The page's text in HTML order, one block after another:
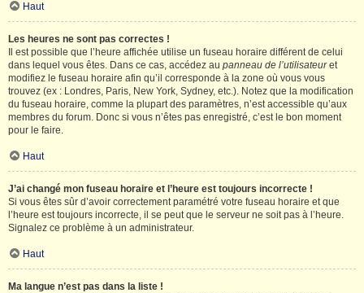
Haut
Les heures ne sont pas correctes !
Il est possible que l’heure affichée utilise un fuseau horaire différent de celui
dans lequel vous êtes. Dans ce cas, accédez au panneau de l’utilisateuret
modifiez le fuseau horaire afin qu’il corresponde à la zone où vous vous
trouvez (ex : Londres, Paris, New York, Sydney, etc.). Notez que la modification
du fuseau horaire, comme la plupart des paramètres, n’est accessible qu’aux
membres du forum. Donc si vous n’êtes pas enregistré, c’est le bon moment
pour le faire.
Haut
J’ai changé mon fuseau horaire et l’heure est toujours incorrecte !
Si vous êtes sûr d’avoir correctement paramétré votre fuseau horaire et que
l’heure est toujours incorrecte, il se peut que le serveur ne soit pas à l’heure.
Signalez ce problème à un administrateur.
Haut
Ma langue n’est pas dans la liste !